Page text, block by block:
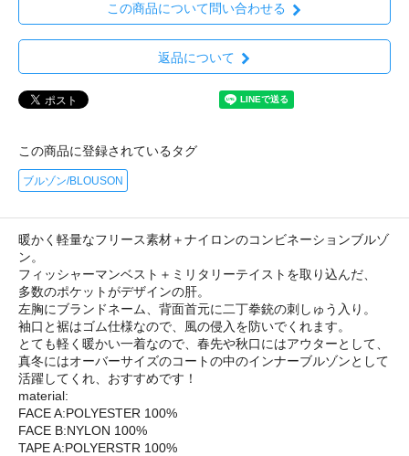
この商品について問い合わせる
返品について
この商品に登録されているタグ
ブルゾン/BLOUSON
暖かく軽量なフリース素材＋ナイロンのコンビネーションブルゾ
ン。
フィッシャーマンベスト＋ミリタリーテイストを取り込んだ、
多数のポケットがデザインの肝。
左胸にブランドネーム、背面首元に二丁拳銃の刺しゅう入り。
袖口と裾はゴム仕様なので、風の侵入を防いでくれます。
とても軽く暖かい一着なので、春先や秋口にはアウターとして、
真冬にはオーバーサイズのコートの中のインナーブルゾンとして
活躍してくれ、おすすめです！
material:
FACE A:POLYESTER 100%
FACE B:NYLON 100%
TAPE A:POLYERSTR 100%